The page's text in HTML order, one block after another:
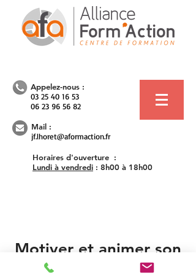
Appelez-nous :
03 25 40 16 53
06 23 96 56 82
Mail :
jf.lhoret@aformaction.fr
Horaires d'ouverture :
Lundi à vendredi : 8h00 à 18h00
Motiver et animer son
équipe commerciale